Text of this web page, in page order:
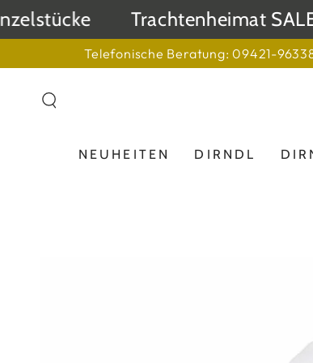
ZUM INHALT
SPRINGEN
Trachtenheimat SALE
Telefonische Beratung: 09421-
NEUHEITEN DIRNDL